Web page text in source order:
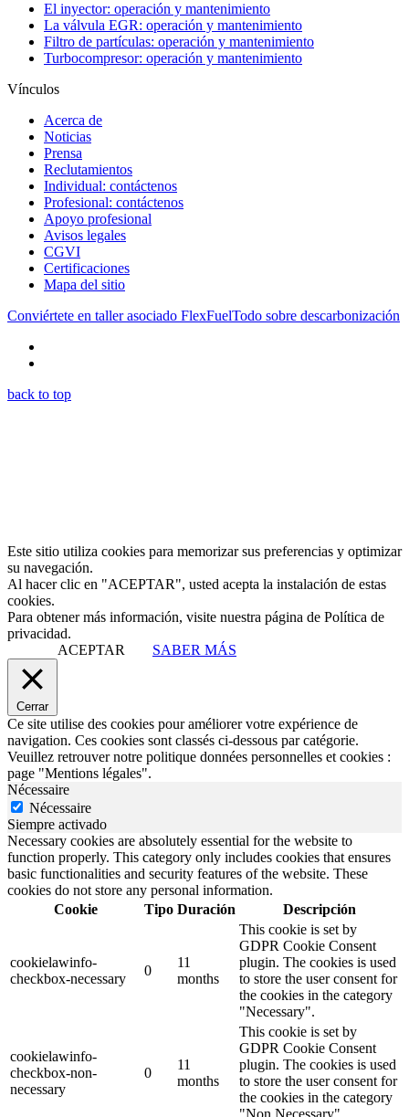
El inyector: operación y mantenimiento
La válvula EGR: operación y mantenimiento
Filtro de partículas: operación y mantenimiento
Turbocompresor: operación y mantenimiento
Vínculos
Acerca de
Noticias
Prensa
Reclutamientos
Individual: contáctenos
Profesional: contáctenos
Apoyo profesional
Avisos legales
CGVI
Certificaciones
Mapa del sitio
Conviértete en taller asociado FlexFuelTodo sobre descarbonización
back to top
Este sitio utiliza cookies para memorizar sus preferencias y optimizar
su navegación.
Al hacer clic en "ACEPTAR", usted acepta la instalación de estas
cookies.
Para obtener más información, visite nuestra página de Política de
privacidad.
ACEPTAR
SABER MÁS
Cerrar
Ce site utilise des cookies pour améliorer votre expérience de
navigation. Ces cookies sont classés ci-dessous par catégorie.
Veuillez retrouver notre politique données personnelles et cookies :
page "Mentions légales".
Nécessaire
Nécessaire
Siempre activado
Necessary cookies are absolutely essential for the website to
function properly. This category only includes cookies that ensures
basic functionalities and security features of the website. These
cookies do not store any personal information.
Cookie
Tipo Duración Descripción
cookielawinfo-
checkbox-necessary
0
11
months
This cookie is set by
GDPR Cookie Consent
plugin. The cookies is used
to store the user consent for
the cookies in the category
"Necessary".
cookielawinfo-
checkbox-non-
necessary
0
11
months
This cookie is set by
GDPR Cookie Consent
plugin. The cookies is used
to store the user consent for
the cookies in the category